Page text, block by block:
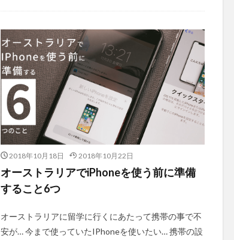
2018年10月18日 2018年10月22日
オーストラリアでiPhoneを使う前に準備
すること6つ
オーストラリアに留学に行くにあたって携帯の事で不
安が… 今まで使っていたIPhoneを使いたい… 携帯の設